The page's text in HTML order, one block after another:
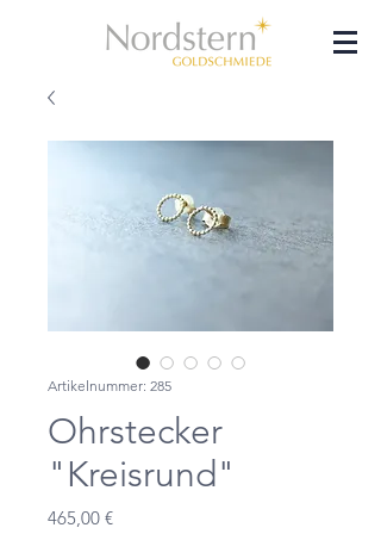
Artikelnummer: 285
Ohrstecker
"Kreisrund"
465,00 €Preis